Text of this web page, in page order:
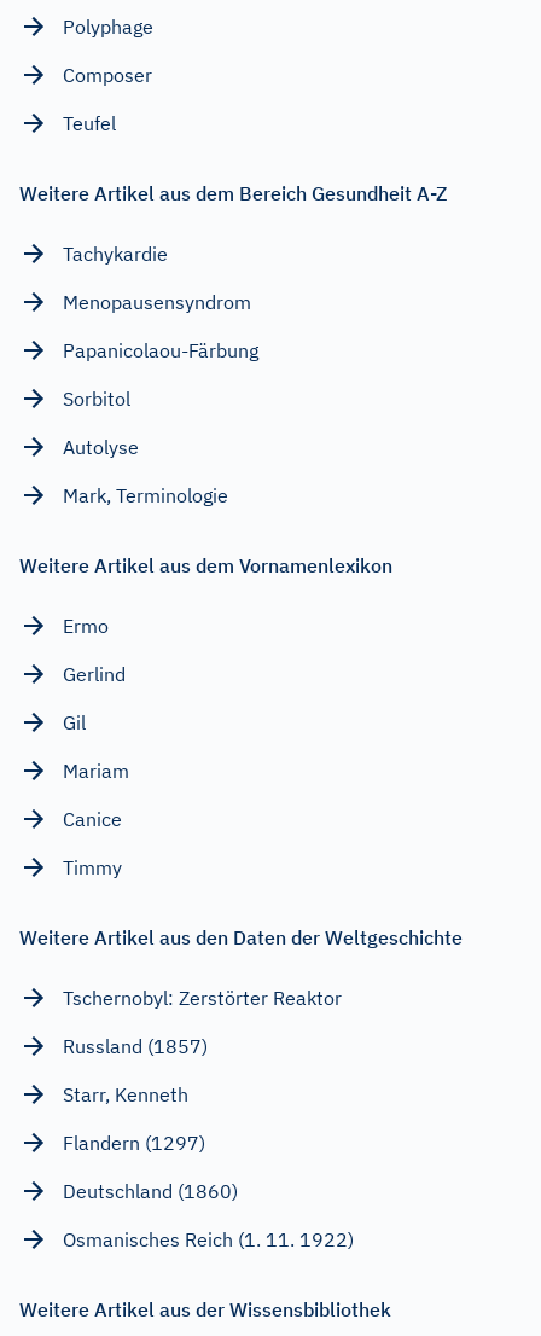
Polyphage
Composer
Teufel
Weitere Artikel aus dem Bereich Gesundheit A-Z
Tachykardie
Menopausensyndrom
Papanicolaou-Färbung
Sorbitol
Autolyse
Mark, Terminologie
Weitere Artikel aus dem Vornamenlexikon
Ermo
Gerlind
Gil
Mariam
Canice
Timmy
Weitere Artikel aus den Daten der Weltgeschichte
Tschernobyl: Zerstörter Reaktor
Russland (1857)
Starr, Kenneth
Flandern (1297)
Deutschland (1860)
Osmanisches Reich (1. 11. 1922)
Weitere Artikel aus der Wissensbibliothek